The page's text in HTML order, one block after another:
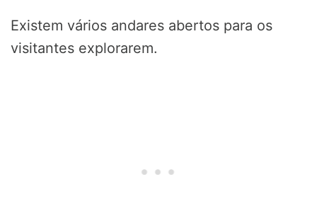
Existem vários andares abertos para os
visitantes explorarem.